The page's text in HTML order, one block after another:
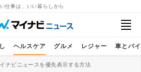
仕事は、いい暮らしから
ヘルスケア グルメ レジャー 車とバ
ナビニュースを優先表示する方法